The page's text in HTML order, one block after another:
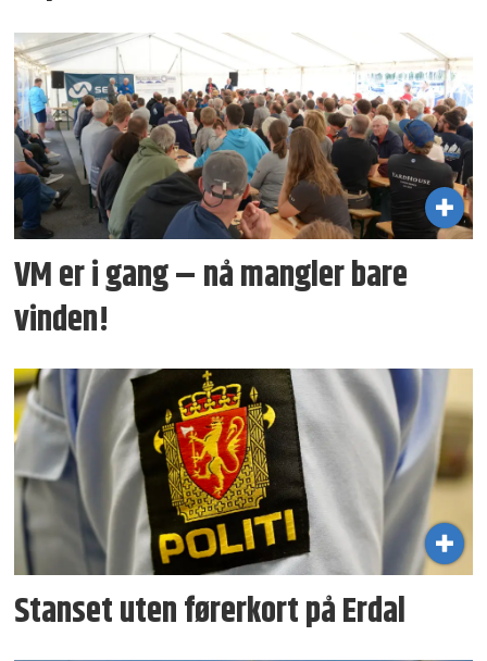
VM er i gang – nå mangler bare
vinden!
Stanset uten førerkort på Erdal